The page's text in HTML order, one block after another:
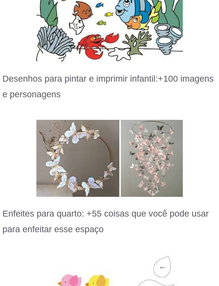
Desenhos para pintar e imprimir infantil:+100 imagens
e personagens
Enfeites para quarto: +55 coisas que você pode usar
para enfeitar esse espaço